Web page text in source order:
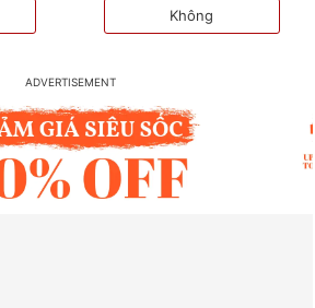
Không